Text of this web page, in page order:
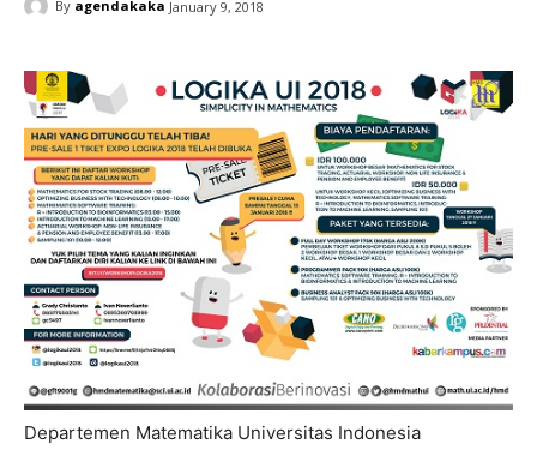
By agendakaka January 9, 2018
Departemen Matematika Universitas Indonesia